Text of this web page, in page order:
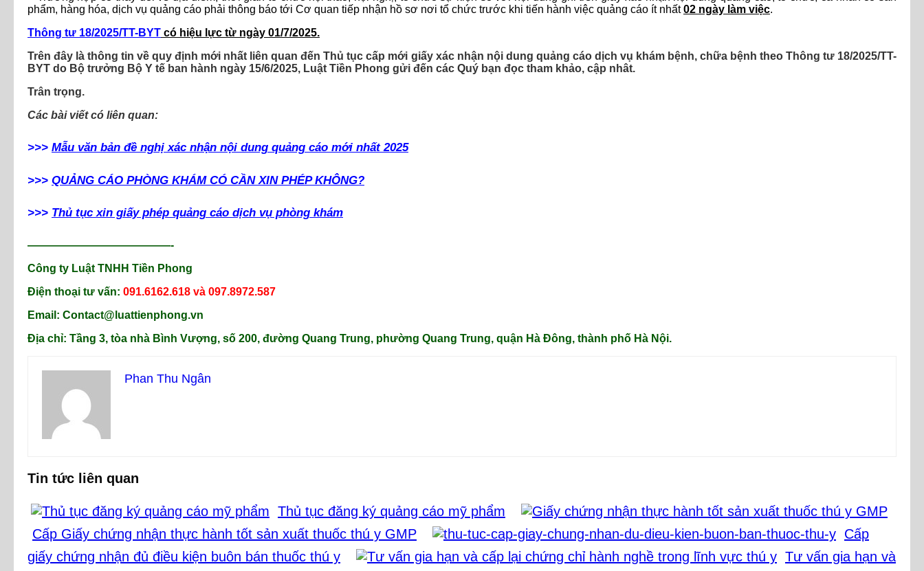
phẩm, hàng hóa, dịch vụ quảng cáo phải thông báo tới Cơ quan tiếp nhận hồ sơ nơi tổ chức trước khi tiến hành việc quảng cáo ít nhất02 ngày làm việc.
Thông tư 18/2025/TT-BYT có hiệu lực từ ngày 01/7/2025.
Trên đây là thông tin về quy định mới nhất liên quan đến Thủ tục cấp mới giấy xác nhận nội dung quảng cáo dịch vụ khám bệnh, chữa bệnh theo Thông tư 18/2025/TT-
BYT do Bộ trưởng Bộ Y tế ban hành ngày 15/6/2025, Luật Tiền Phong gửi đến các Quý bạn đọc tham khảo, cập nhât.
Trân trọng.
Các bài viết có liên quan:
>>> Mẫu văn bản đề nghị xác nhận nội dung quảng cáo mới nhất 2025
>>> QUẢNG CÁO PHÒNG KHÁM CÓ CẦN XIN PHÉP KHÔNG?
>>> Thủ tục xin giấy phép quảng cáo dịch vụ phòng khám
—————————————-
Công ty Luật TNHH Tiền Phong
Điện thoại tư vấn: 091.6162.618 và 097.8972.587
Email: Contact@luattienphong.vn
Địa chỉ: Tầng 3, tòa nhà Bình Vượng, số 200, đường Quang Trung, phường Quang Trung, quận Hà Đông, thành phố Hà Nội.
Phan Thu Ngân
Tin tức liên quan
Thủ tục đăng ký quảng cáo mỹ phẩm
Cấp Giấy chứng nhận thực hành tốt sản xuất thuốc thú y GMP
Cấp
giấy chứng nhận đủ điều kiện buôn bán thuốc thú y
Tư vấn gia hạn và